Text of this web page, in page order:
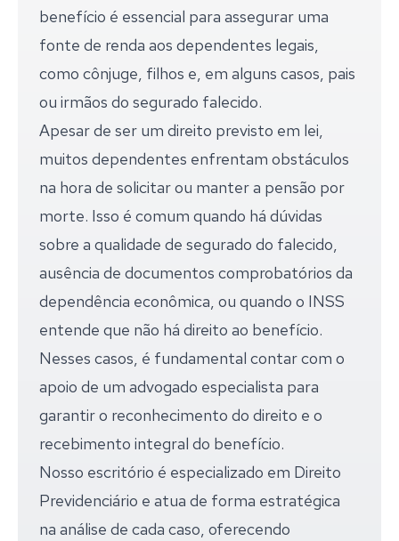
benefício é essencial para assegurar uma
fonte de renda aos dependentes legais,
como cônjuge, filhos e, em alguns casos, pais
ou irmãos do segurado falecido.
Apesar de ser um direito previsto em lei,
muitos dependentes enfrentam obstáculos
na hora de solicitar ou manter a pensão por
morte. Isso é comum quando há dúvidas
sobre a qualidade de segurado do falecido,
ausência de documentos comprobatórios da
dependência econômica, ou quando o INSS
entende que não há direito ao benefício.
Nesses casos, é fundamental contar com o
apoio de um advogado especialista para
garantir o reconhecimento do direito e o
recebimento integral do benefício.
Nosso escritório é especializado em Direito
Previdenciário e atua de forma estratégica
na análise de cada caso, oferecendo